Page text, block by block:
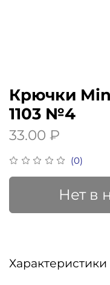
(0)
Крючки
1103 №4
33.00 ₽
Нет в
Характеристики